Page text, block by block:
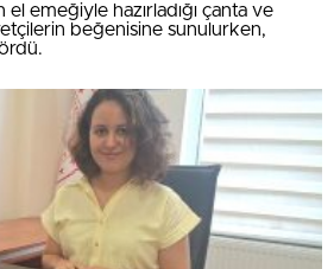
el emeğiyle hazırladığı çanta ve
beğenisine sunulurken,